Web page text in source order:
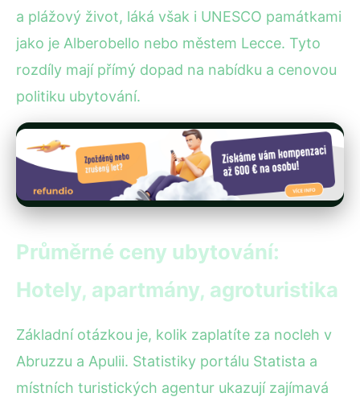
a plážový život, láká však i UNESCO památkami
jako je Alberobello nebo městem Lecce. Tyto
rozdíly mají přímý dopad na nabídku a cenovou
politiku ubytování.
Průměrné ceny ubytování:
Hotely, apartmány, agroturistika
Základní otázkou je, kolik zaplatíte za nocleh v
Abruzzu a Apulii. Statistiky portálu Statista a
místních turistických agentur ukazují zajímavá